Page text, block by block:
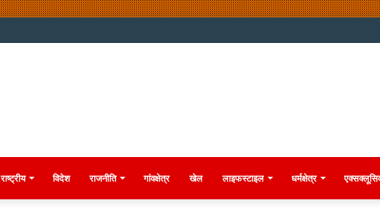
राष्ट्रीय विदेश राजनीति गांवक्षेत्र खेल लाइफस्टाइल धर्मक्षेत्र